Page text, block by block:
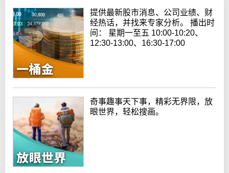
提供最新股市消息、公司业绩、财
经热话，并找来专家分析。 播出时
间： 星期一至五 10:00-10:20、
12:30-13:00、16:30-17:00
奇事趣事天下事，精彩无界限，放
眼世界，轻松搜画。